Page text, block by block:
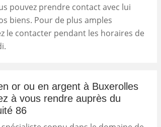
pouvez prendre contact avec lui
biens. Pour de plus amples
le contacter pendant les horaires de
or ou en argent à Buxerolles
à vous rendre auprès du
86